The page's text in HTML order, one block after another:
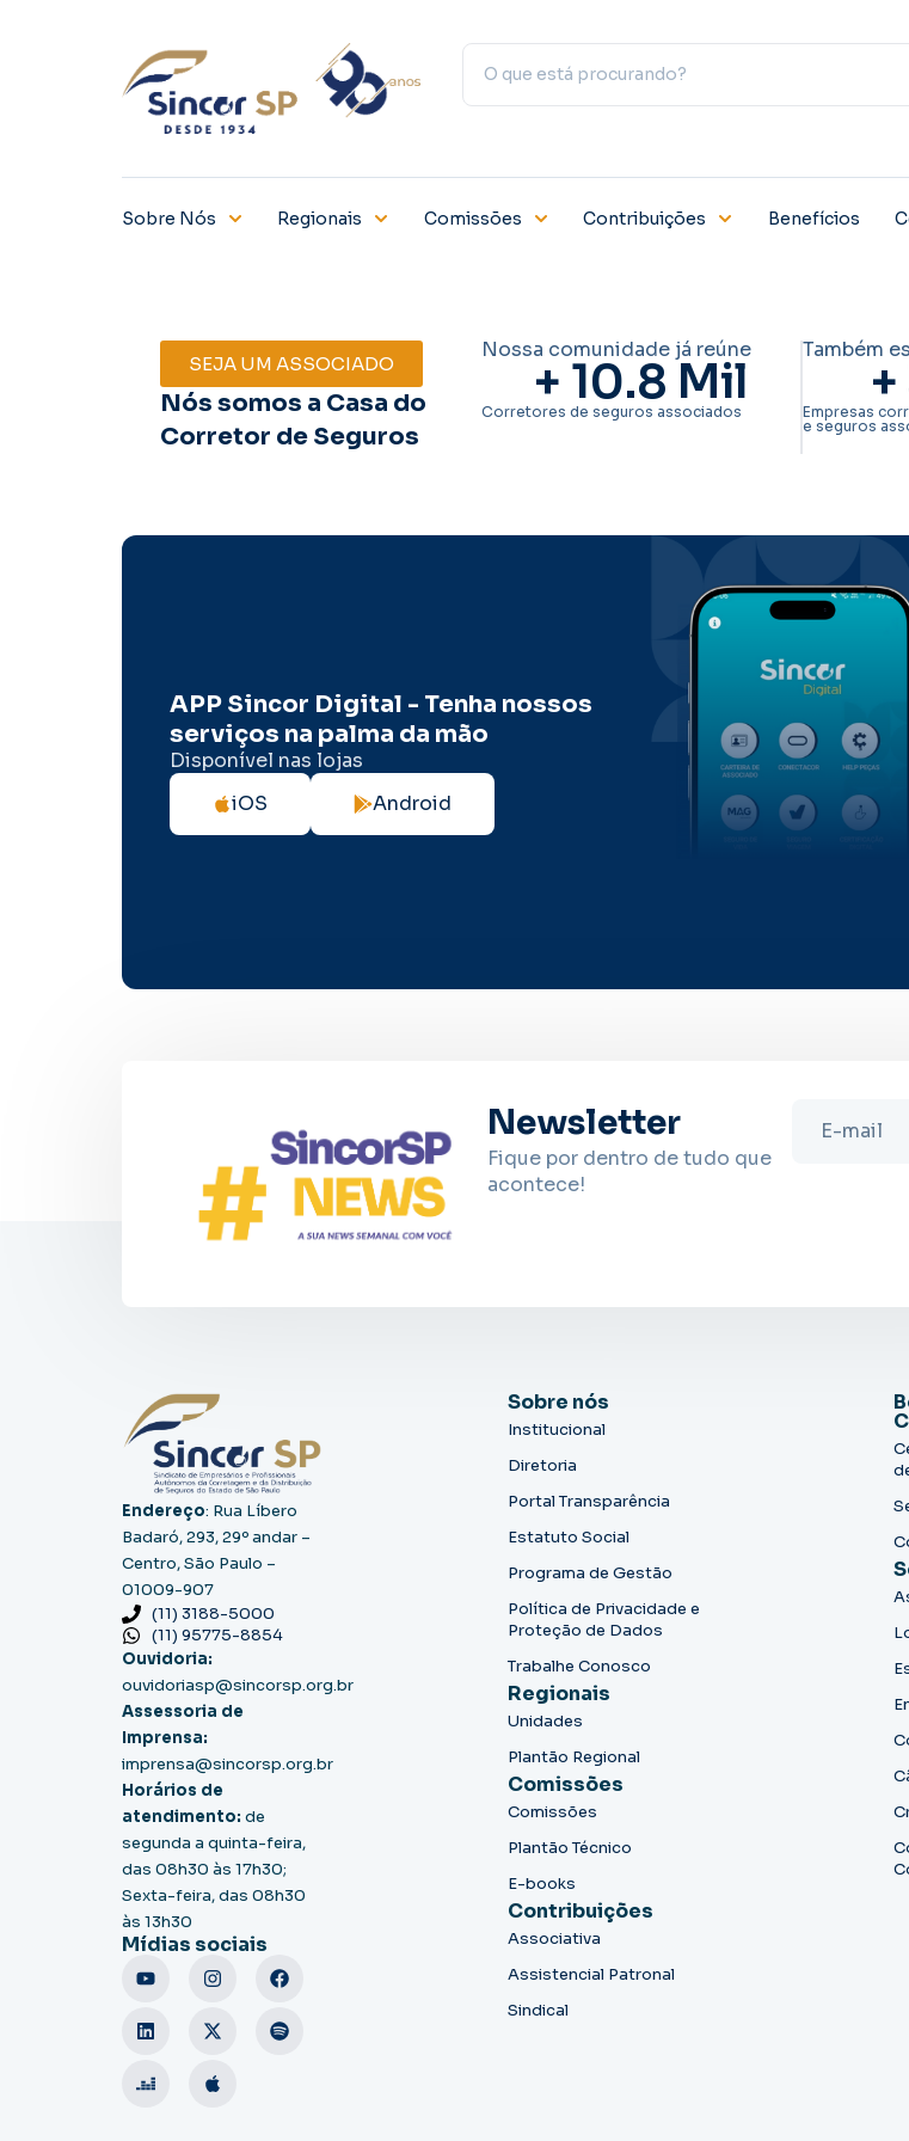
Sobre Nós Regionais Comissões Contribuições Benefícios
SEJA UM ASSOCIADO
Nós somos a Casa do
Corretor de Seguros
Nossa comunidade já reúne
+ 10.8 Mil
Corretores de seguros associados
Também
+
Empresas
e seguros
APP Sincor Digital - Tenha nossos
serviços na palma da mão
Disponível nas lojas
iOS
Android
Newsletter
Fique por dentro de tudo que
acontece!
Endereço: Rua Líbero
Badaró, 293, 29º andar –
Centro, São Paulo –
01009-907
(11) 3188-5000
(11) 95775-8854
Ouvidoria:
ouvidoriasp@sincorsp.org.br
Assessoria de
Imprensa:
imprensa@sincorsp.org.br
Horários de
atendimento: de
segunda a quinta-feira,
das 08h30 às 17h30;
Sexta-feira, das 08h30
às 13h30
Mídias sociais
Sobre nós
Institucional
Diretoria
Portal Transparência
Estatuto Social
Programa de Gestão
Política de Privacidade e
Proteção de Dados
Trabalhe Conosco
Regionais
Unidades
Plantão Regional
Comissões
Comissões
Plantão Técnico
E-books
Contribuições
Associativa
Assistencial Patronal
Sindical